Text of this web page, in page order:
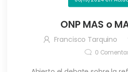
ONP MAS o
Francisco Tarquino
0